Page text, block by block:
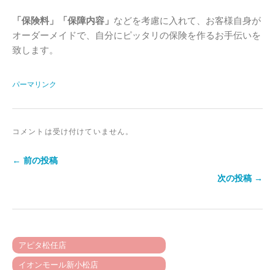
「保険料」「保障内容」 などを考慮に入れて、お客様自身が
オーダーメイドで、自分にピッタリの保険を作るお手伝いを
致します。
パーマリンク
コメントは受け付けていません。
← 前の投稿
次の投稿 →
アピタ松任店
イオンモール新小松店